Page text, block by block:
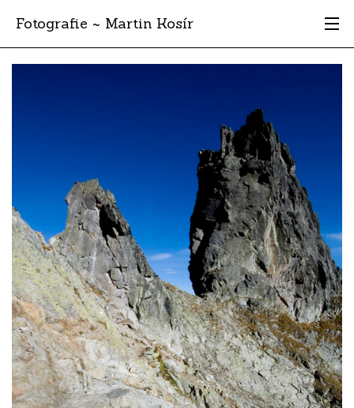
Fotografie ~ Martin Kosír
Moje obľúbené
Vyhľadávanie